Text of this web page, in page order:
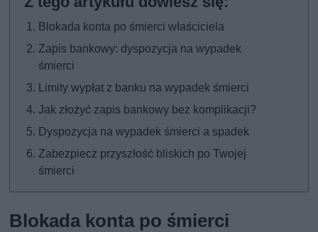
Blokada konta po śmierci właściciela
Zapis bankowy: dyspozycja na wypadek
śmierci
Limity wypłat z banku na wypadek śmierci
Jak złożyć zapis bankowy bez komplikacji?
Dyspozycja na wypadek śmierci a spadek
Zabezpiecz przyszłość bliskich po Twojej
śmierci
Blokada konta po śmierci